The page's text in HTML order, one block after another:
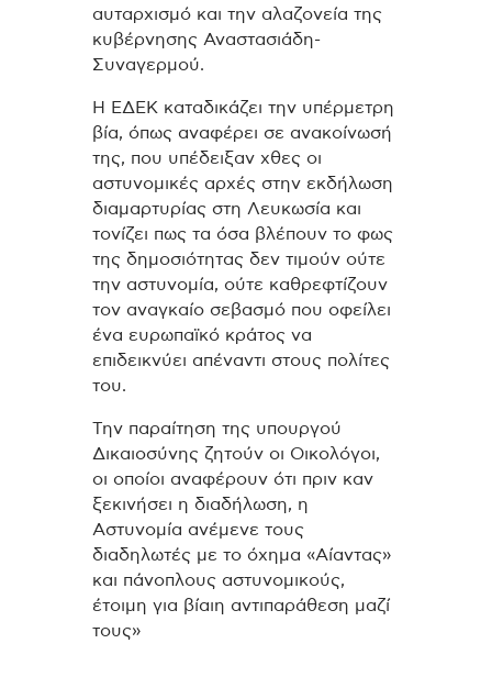
αυταρχισμό και την αλαζονεία της
κυβέρνησης Αναστασιάδη-
Συναγερμού.
Η ΕΔΕΚ καταδικάζει την υπέρμετρη
βία, όπως αναφέρει σε ανακοίνωσή
της, που υπέδειξαν χθες οι
αστυνομικές αρχές στην εκδήλωση
διαμαρτυρίας στη Λευκωσία και
τονίζει πως τα όσα βλέπουν το φως
της δημοσιότητας δεν τιμούν ούτε
την αστυνομία, ούτε καθρεφτίζουν
τον αναγκαίο σεβασμό που οφείλει
ένα ευρωπαϊκό κράτος να
επιδεικνύει απέναντι στους πολίτες
του.
Την παραίτηση της υπουργού
Δικαιοσύνης ζητούν οι Οικολόγοι,
οι οποίοι αναφέρουν ότι πριν καν
ξεκινήσει η διαδήλωση, η
Αστυνομία ανέμενε τους
διαδηλωτές με το όχημα «Αίαντας»
και πάνοπλους αστυνομικούς,
έτοιμη για βίαιη αντιπαράθεση μαζί
τους»